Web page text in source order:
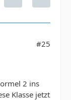
#25
2 ins
Klasse jetzt